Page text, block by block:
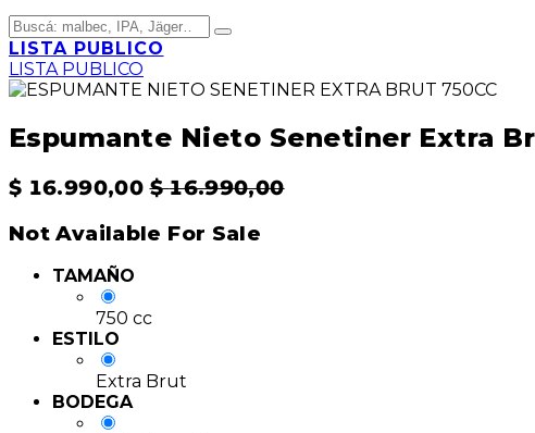
LISTA PUBLICO
LISTA PUBLICO
Espumante Nieto Senetiner Extra
$ 16.990,00 $16.990,00
Not Available For Sale
TAMAÑO
750 cc
ESTILO
Extra Brut
BODEGA